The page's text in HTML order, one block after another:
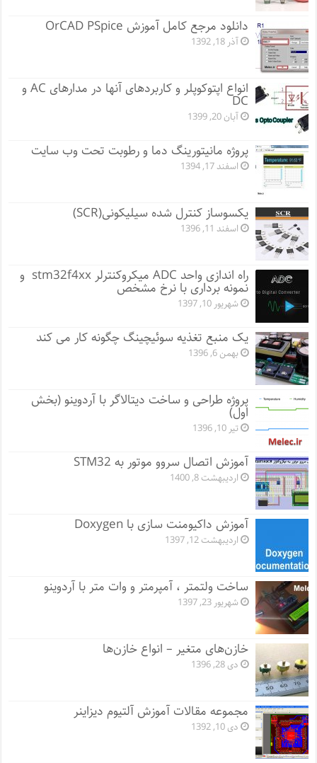
دانلود مرجع کامل آموزش OrCAD PSpice
آذر 18, 1392
انواع اپتوکوپلر و کاربردهای آنها در مدارهای AC و
DC
آبان 20, 1399
پروژه مانيتورينگ دما و رطوبت تحت وب سایت
اسفند 17, 1394
یکسوساز کنترل شده سیلیکونی(SCR)
اسفند 11, 1396
راه اندازی واحد ADC میکروکنترلر stm32f4xx و
نمونه برداری با نرخ مشخص
شهریور 10, 1397
یک منبع تغذیه سوئیچینگ چگونه کار می کند
بهمن 6, 1396
پروژه طراحی و ساخت دیتالاگر با آردوینو (بخش
اول)
تیر 10, 1396
آموزش اتصال سروو موتور به STM32
اردیبهشت 8, 1400
آموزش داکیومنت سازی با Doxygen
اردیبهشت 12, 1397
ساخت ولتمتر ، آمپرمتر و وات متر با آردوینو
شهریور 23, 1397
خازن‌های متغیر – انواع خازن‌ها
دی 28, 1396
مجموعه مقالات آموزش آلتیوم دیزاینر
دی 10, 1392